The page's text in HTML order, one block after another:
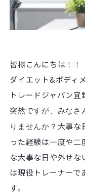
皆様こんにちは！！
ダイエット&ボディ
トレードジャパン宜
突然ですが、みなさ
りませんか？ 大事な
った経験は一度や
な大事な日や外せな
は現役トレーナーで
す。